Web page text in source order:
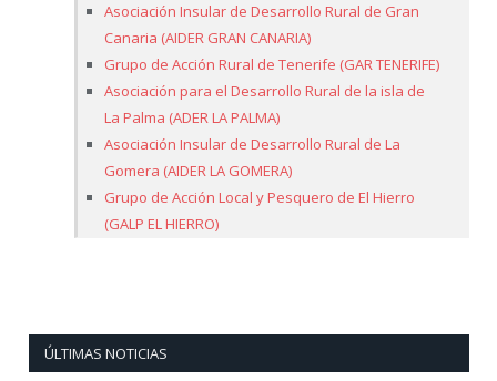
Asociación Insular de Desarrollo Rural de Gran
Canaria (AIDER GRAN CANARIA)
Grupo de Acción Rural de Tenerife (GAR TENERIFE)
Asociación para el Desarrollo Rural de la isla de
La Palma (ADER LA PALMA)
Asociación Insular de Desarrollo Rural de La
Gomera (AIDER LA GOMERA)
Grupo de Acción Local y Pesquero de El Hierro
(GALP EL HIERRO)
ÚLTIMAS NOTICIAS